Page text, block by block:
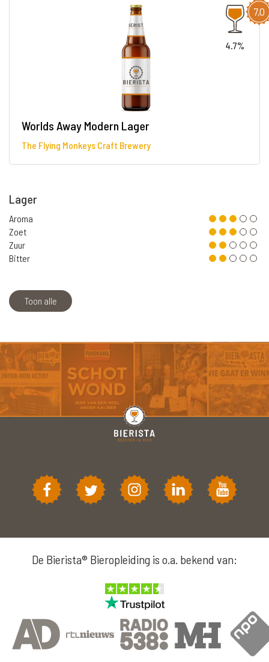
7,0
4.7%
Worlds Away Modern Lager
The Flying Monkeys Craft Brewery
Lager
Aroma
Zoet
Zuur
Bitter
Toon alle
De Bierista® Bieropleiding is o.a. bekend van: